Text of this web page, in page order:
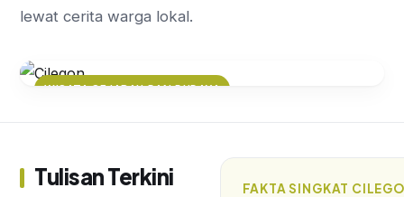
lewat cerita warga lokal.
WISATA SEJARAH DAN BUDAYA
Baja Modern
Tulisan Terkini FAKTA SINGKAT